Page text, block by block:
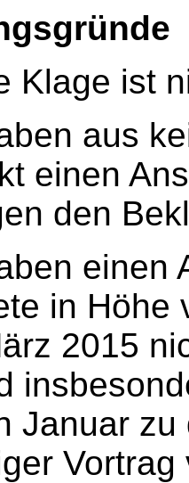
Klage ist
aus
einen
den
einen
in Höhe
2015
Januar
Vortrag